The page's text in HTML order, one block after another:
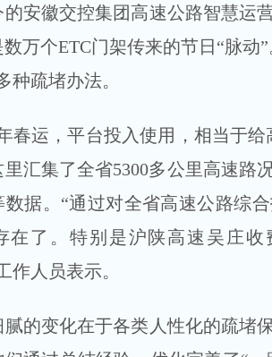
徽交控集团高速公路智慧运营
万个ETC门架传来的节日“脉
种疏堵办法。
运，平台投入使用，相当于给
汇集了全省5300多公里高速路
数据。“通过对全省高速公路综
在了。特别是沪陕高速吴庄
作人员表示。
变化在于各类人性化的疏堵保